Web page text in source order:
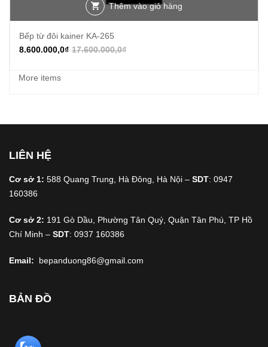
Thêm vào giỏ hàng
Bếp từ đôi kainer KA-265
17.600.000,0₫
8.600.000,0₫
More items
LIÊN HỆ
Cơ sở 1: 588 Quang Trung, Hà Đông, Hà Nội – SDT: 0947
160386
Cơ sở 2: 191 Gò Dầu, Phường Tân Quý, Quận Tân Phú, TP Hồ
Chí Minh – SDT: 0937 160386
Email: bepanduong86@gmail.com
BẢN ĐỒ